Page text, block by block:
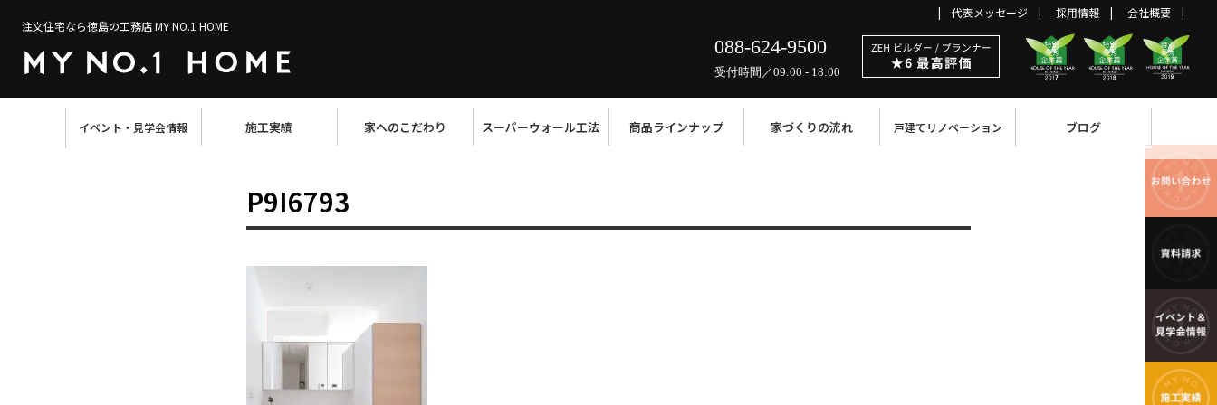
注文住宅なら徳島の工務店 MY NO.1 HOME
088-624-9500
受付時間／09:00 - 18:00
代表メッセージ 採用情報 会社概要
イベント・見学会情報 施工実績 家へのこだわり スーパーウォール工法 商品ラインナップ 家づくりの流れ 戸建てリノベーション ブログ
P9I6793